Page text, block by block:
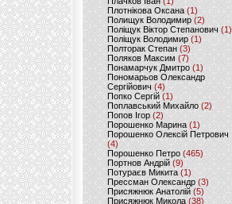
Плотнікова Оксана (1)
Полищук Володимир(2)
Поліщук Віктор Степанович(1)
Поліщук Володимир (1)
Полторак Степан(3)
Поляков Максим (7)
Понамарчук Дмитро (1)
Пономарьов Олександр
Сергійович(4)
Попко Сергій (1)
Поплавський Михайло (2)
Попов Ігор(2)
Порошенко Марина (1)
Порошенко Олексій Петрович
(4)
Порошенко Петро (465)
Портнов Андрій (9)
Потураєв Микита(1)
Прессман Олександр(3)
Присяжнюк Анатолій (5)
Присяжнюк Микола (38)